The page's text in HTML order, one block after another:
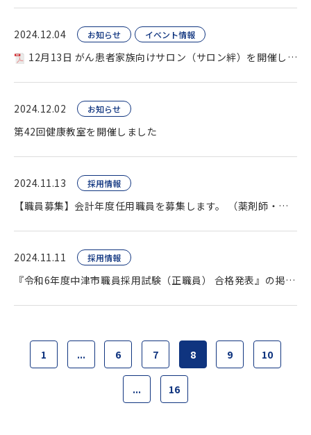
2024.12.04 お知らせ イベント情報
12月13日 がん患者家族向けサロン（サロン絆）を開催します
2024.12.02 お知らせ
第42回健康教室を開催しました
2024.11.13 採用情報
【職員募集】会計年度任用職員を募集します。 （薬剤師・臨床検査技師・看護師ほか）
2024.11.11 採用情報
『令和6年度中津市職員採用試験（正職員） 合格発表』の掲載をいたしました。
1 ... 6 7 8 9 10
... 16